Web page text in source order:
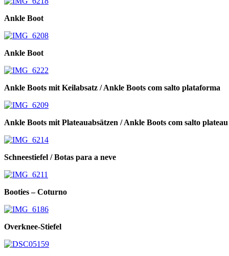
Ankle Boot
Ankle Boot
Ankle Boots mit Keilabsatz / Ankle Boots com salto plataforma
Ankle Boots mit Plateauabsätzen / Ankle Boots com salto plateau
Schneestiefel / Botas para a neve
Booties – Coturno
Overknee-Stiefel